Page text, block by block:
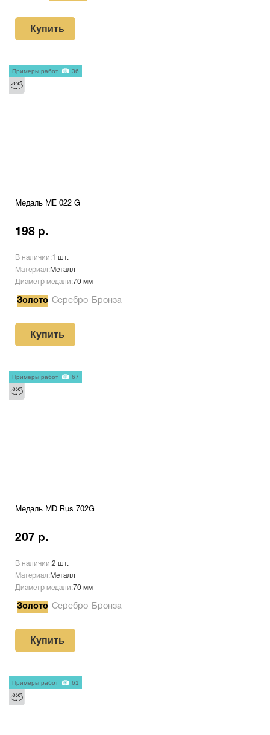
Купить
Медаль ME 022 G
198 р.
В наличии:1 шт.
Материал:Металл
Диаметр медали:70 мм
Золото Серебро Бронза
Купить
Примеры работ 36
Медаль MD Rus 702G
207 р.
В наличии:2 шт.
Материал:Металл
Диаметр медали:70 мм
Золото Серебро Бронза
Купить
Примеры работ 67
Примеры работ 61